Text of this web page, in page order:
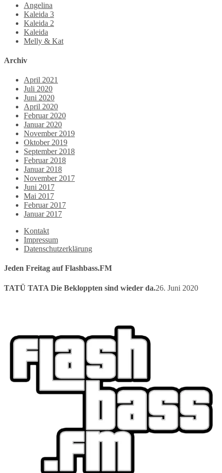
Angelina
Kaleida 3
Kaleida 2
Kaleida
Melly & Kat
Archiv
April 2021
Juli 2020
Juni 2020
April 2020
Februar 2020
Januar 2020
November 2019
Oktober 2019
September 2018
Februar 2018
Januar 2018
November 2017
Juni 2017
Mai 2017
Februar 2017
Januar 2017
Kontakt
Impressum
Datenschutzerklärung
Jeden Freitag auf Flashbass.FM
TATÜ TATA Die Bekloppten sind wieder da.26. Juni 2020